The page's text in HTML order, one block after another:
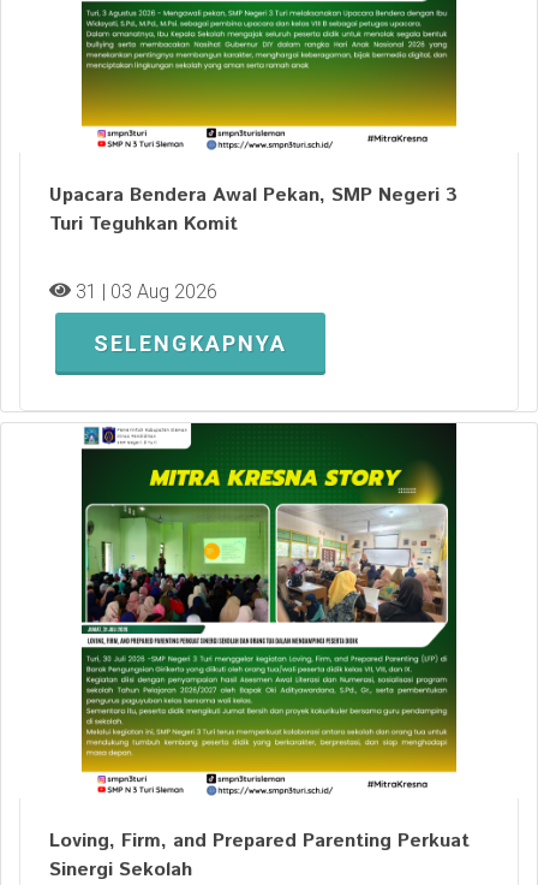
Upacara Bendera Awal Pekan, SMP Negeri 3
Turi Teguhkan Komit
31 | 03 Aug 2026
SELENGKAPNYA
Loving, Firm, and Prepared Parenting Perkuat
Sinergi Sekolah